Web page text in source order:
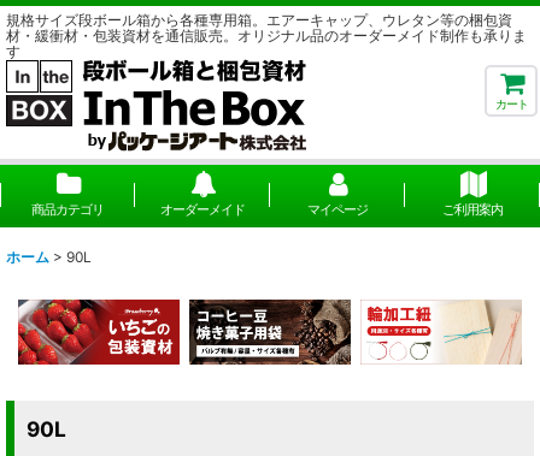
規格サイズ段ボール箱から各種専用箱。エアーキャップ、ウレタン等の梱包資
材・緩衝材・包装資材を通信販売。オリジナル品のオーダーメイド制作も承りま
す
カート
商品カテゴリ オーダーメイド マイページ ご利用案内
ホーム > 90L
90L